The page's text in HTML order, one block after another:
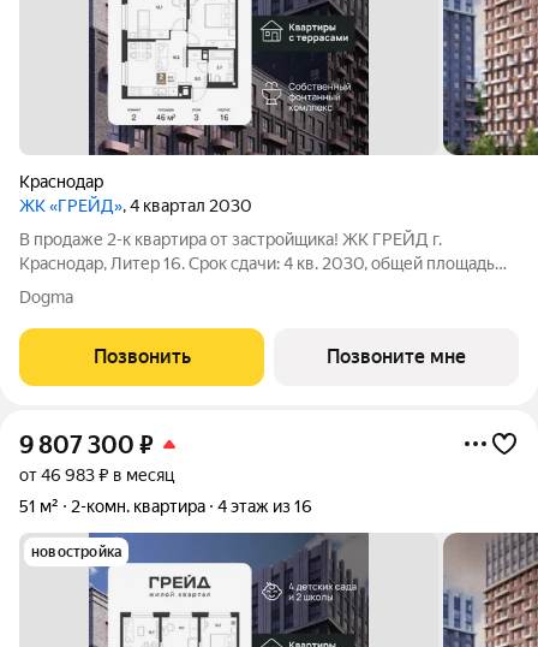
Краснодар
ЖК «ГРЕЙД», 4 квартал 2030
В продаже 2-к квартира от застройщика! ЖК ГРЕЙД г.
Краснодар, Литер 16. Срок сдачи: 4 кв. 2030, общей площадью
46 кв.м., на 3 этаже. ГРЕЙД от DOGMA: квартал бизнес-класса.
Никогда неоклассика не была представлена в краснодарской
архитектуре с таким
Dogma
Позвонить Позвоните мне
9 807 300 ₽
от 46 983 ₽ в месяц
51 м²
2-комн. квартира 4 этаж из 16
новостройка